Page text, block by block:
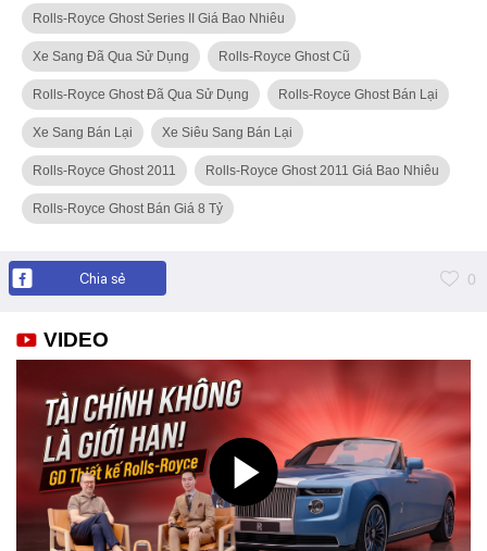
Rolls-Royce Ghost Series II Giá Bao Nhiêu
Xe Sang Đã Qua Sử Dụng Rolls-Royce Ghost Cũ
Rolls-Royce Ghost Đã Qua Sử Dụng Rolls-Royce Ghost Bán Lại
Xe Sang Bán Lại Xe Siêu Sang Bán Lại
Rolls-Royce Ghost 2011 Rolls-Royce Ghost 2011 Giá Bao Nhiêu
Rolls-Royce Ghost Bán Giá 8 Tỷ
Chia sẻ 0
VIDEO